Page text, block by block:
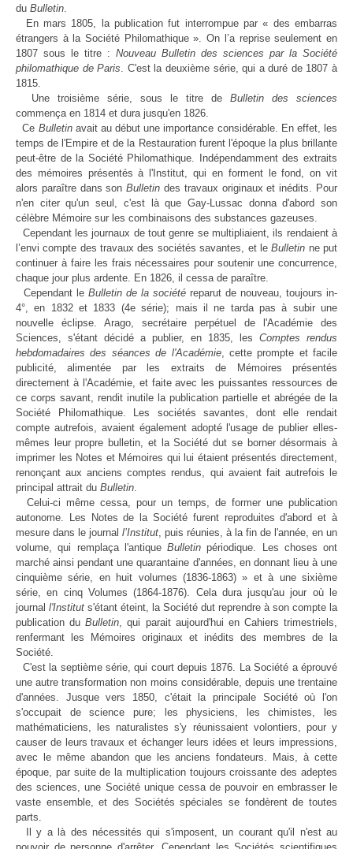
du Bulletin.
En mars 1805, la publication fut interrompue par « des embarras
étrangers à la Société Philomathique ». On l’a reprise seulement en
1807 sous le titre : Nouveau Bulletin des sciences par la Société
philomathique de Paris. C'est la deuxième série, qui a duré de 1807 à
1815.
Une troisième série, sous le titre de Bulletin des sciences
commença en 1814 et dura jusqu'en 1826.
Ce Bulletinavait au début une importance considérable. En effet, les
temps de l'Empire et de la Restauration furent l'époque la plus brillante
peut-être de la Société Philomathique. Indépendamment des extraits
des mémoires présentés à l'Institut, qui en forment le fond, on vit
alors paraître dans sonBulletin des travaux originaux et inédits. Pour
n'en citer qu'un seul, c'est là que Gay-Lussac donna d'abord son
célèbre Mémoire sur les combinaisons des substances gazeuses.
Cependant les journaux de tout genre se multipliaient, ils rendaient à
l’envi compte des travaux des sociétés savantes, et leBulletin ne put
continuer à faire les frais nécessaires pour soutenir une concurrence,
chaque jour plus ardente. En 1826, il cessa de paraître.
Cependant le Bulletin de la société reparut de nouveau, toujours in-
4°, en 1832 et 1833 (4e série); mais il ne tarda pas à subir une
nouvelle éclipse. Arago, secrétaire perpétuel de l'Académie des
Sciences, s'étant décidé a publier, en 1835, les Comptes rendus
hebdomadaires des séances de l'Académie, cette prompte et facile
publicité, alimentée par les extraits de Mémoires présentés
directement à l'Académie, et faite avec les puissantes ressources de
ce corps savant, rendit inutile la publication partielle et abrégée de la
Société Philomathique. Les sociétés savantes, dont elle rendait
compte autrefois, avaient également adopté l'usage de publier elles-
mêmes leur propre bulletin, et la Société dut se borner désormais à
imprimer les Notes et Mémoires qui lui étaient présentés directement,
renonçant aux anciens comptes rendus, qui avaient fait autrefois le
principal attrait du Bulletin.
Celui-ci même cessa, pour un temps, de former une publication
autonome. Les Notes de la Société furent reproduites d'abord et à
mesure dans le journal l’Institut, puis réunies, à la fin de l'année, en un
volume, qui remplaça l'antique Bulletin périodique. Les choses ont
marché ainsi pendant une quarantaine d'années, en donnant lieu à une
cinquième série, en huit volumes (1836-1863) » et à une sixième
série, en cinq Volumes (1864-1876). Cela dura jusqu'au jour où le
journal l'Institut s'étant éteint, la Société dut reprendre à son compte la
publication duBulletin, qui parait aujourd'hui en Cahiers trimestriels,
renfermant les Mémoires originaux et inédits des membres de la
Société.
C'est la septième série, qui court depuis 1876. La Société a éprouvé
une autre transformation non moins considérable, depuis une trentaine
d'années. Jusque vers 1850, c'était la principale Société où l'on
s'occupait de science pure; les physiciens, les chimistes, les
mathématiciens, les naturalistes s'y réunissaient volontiers, pour y
causer de leurs travaux et échanger leurs idées et leurs impressions,
avec le même abandon que les anciens fondateurs. Mais, à cette
époque, par suite de la multiplication toujours croissante des adeptes
des sciences, une Société unique cessa de pouvoir en embrasser le
vaste ensemble, et des Sociétés spéciales se fondèrent de toutes
parts.
Il y a là des nécessités qui s'imposent, un courant qu'il n'est au